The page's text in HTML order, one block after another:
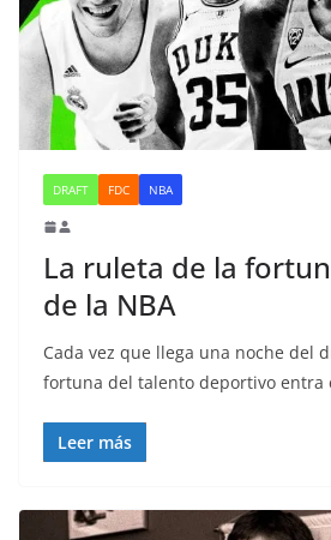
DRAFT FDC NBA
La ruleta de la
de la NBA
Cada vez que llega una noche del
fortuna del talento deportivo entra
Leer más